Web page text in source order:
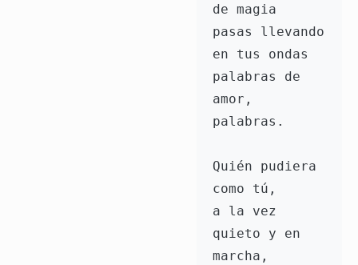
de magia
pasas llevando
en tus ondas
palabras de
amor,
palabras.
Quién pudiera
como tú,
a la vez
quieto y en
marcha,